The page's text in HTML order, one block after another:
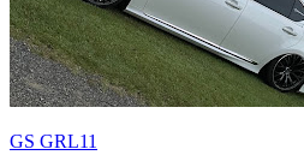
GS GRL11